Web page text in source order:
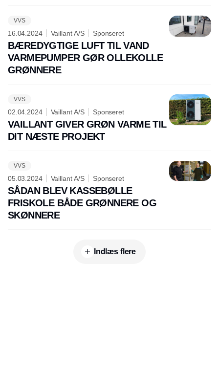
VVS
16.04.2024 Vaillant A/S Sponseret
BÆREDYGTIGE LUFT TIL VAND
VARMEPUMPER GØR OLLEKOLLE
GRØNNERE
VVS
02.04.2024 Vaillant A/S Sponseret
VAILLANT GIVER GRØN VARME TIL
DIT NÆSTE PROJEKT
VVS
05.03.2024 Vaillant A/S Sponseret
SÅDAN BLEV KASSEBØLLE
FRISKOLE BÅDE GRØNNERE OG
SKØNNERE
Indlæs flere